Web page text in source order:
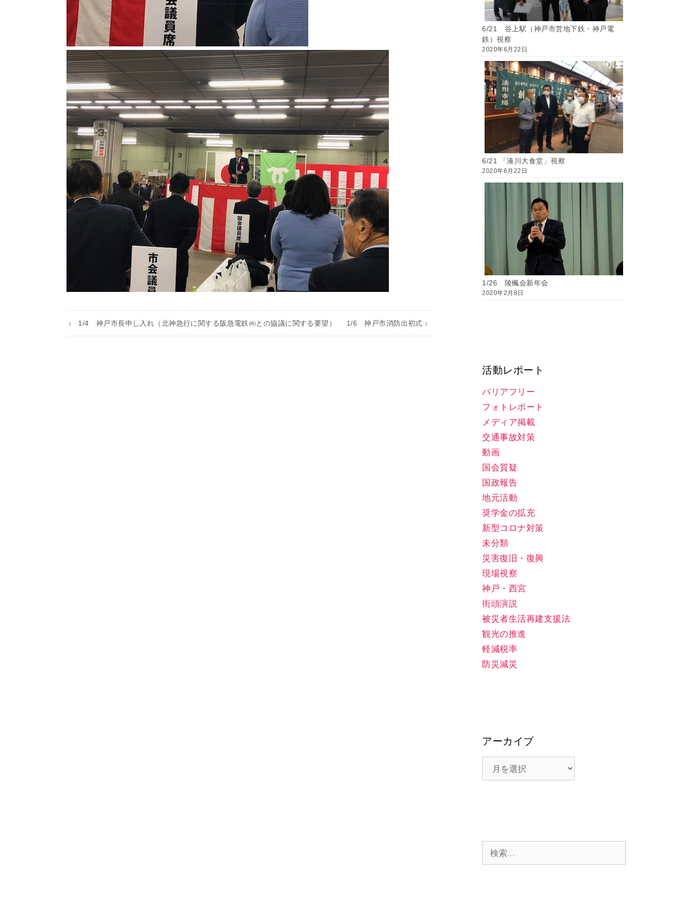
1/4 神戸市長申し入れ（北神急行に関する阪急電鉄㈱との協議に関する要望） 1/6 神戸市消防出初式
6/21 谷上駅（神戸市営地下鉄・神戸電
鉄）視察
2020年6月22日
6/21 「湊川大食堂」視察
2020年6月22日
1/26 陵楓会新年会
2020年2月8日
活動レポート
バリアフリー
フォトレポート
メディア掲載
交通事故対策
動画
国会質疑
国政報告
地元活動
奨学金の拡充
新型コロナ対策
未分類
災害復旧・復興
現場視察
神戸・西宮
街頭演説
被災者生活再建支援法
観光の推進
軽減税率
防災減災
アーカイブ
索: